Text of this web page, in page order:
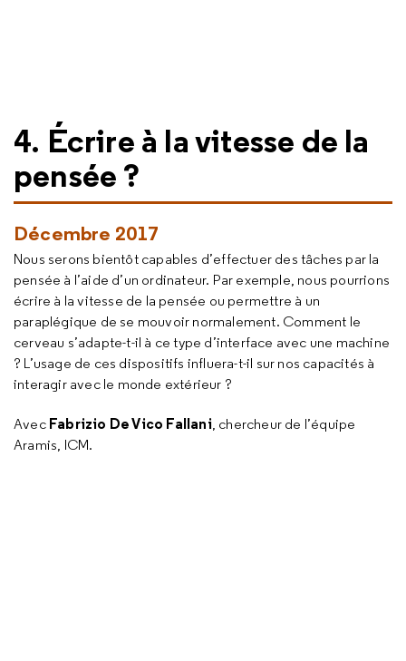
4. Écrire à la vitesse de la
pensée ?
Décembre 2017
Nous serons bientôt capables d’effectuer des tâches par la
pensée à l’aide d’un ordinateur. Par exemple, nous pourrions
écrire à la vitesse de la pensée ou permettre à un
paraplégique de se mouvoir normalement. Comment le
cerveau s’adapte-t-il à ce type d’interface avec une machine
? L’usage de ces dispositifs influera-t-il sur nos capacités à
interagir avec le monde extérieur ?
Avec Fabrizio De Vico Fallani, chercheur de l’équipe
Aramis, ICM.